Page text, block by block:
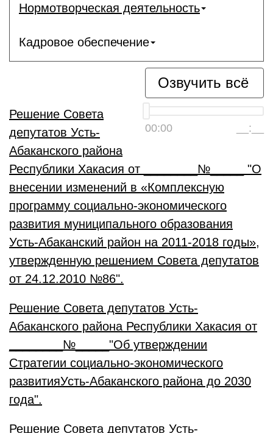
Нормотворческая деятельность
Кадровое обеспечение
Озвучить всё
00:00 __:__
Решение Совета
депутатов Усть-
Абаканского района
Республики Хакасия от ________№_____
"О
внесении изменений в «Комплексную
программу социально-экономического
развития муниципального образования
Усть-Абаканский район на 2011-2018 годы»,
утвержденную решением Совета депутатов
от 24.12.2010 №86".
Решение Совета депутатов Усть-
Абаканского района Республики Хакасия от
________№_____"Об утверждении
Стратегии социально-экономического
развитияУсть-Абаканского района до 2030
года".
Решение Совета депутатов Усть-